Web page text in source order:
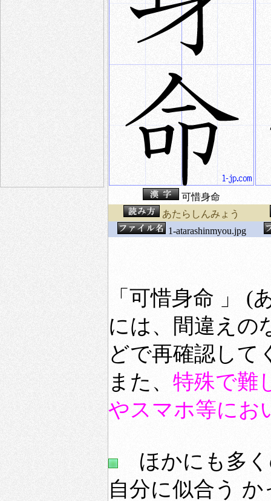
可惜身命
あたらしんみょう
1-atarashinmyou.jpg
「可惜身命 」
には、間違えの
どで再確認して
また、 特殊で難
やスマホ等にお
ほかにも多く
自分に似合う